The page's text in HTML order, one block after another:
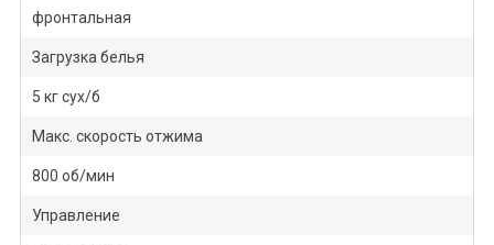
фронтальная
Загрузка белья
5 кг сух/б
Макс. скорость отжима
800 об/мин
Управление